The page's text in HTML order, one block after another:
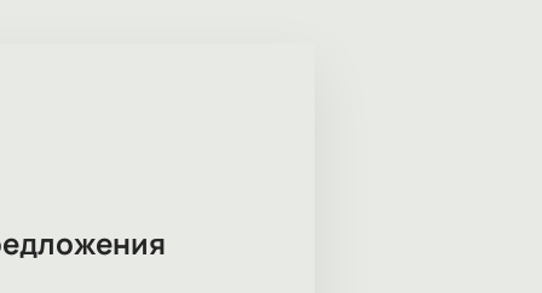
зале есть разные категории
онлайн?